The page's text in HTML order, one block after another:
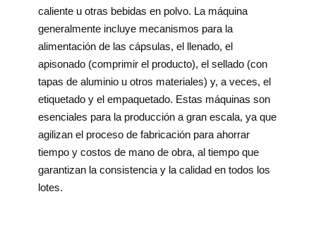
caliente u otras bebidas en polvo. La máquina
generalmente incluye mecanismos para la
alimentación de las cápsulas, el llenado, el
apisonado (comprimir el producto), el sellado (con
tapas de aluminio u otros materiales) y, a veces, el
etiquetado y el empaquetado. Estas máquinas son
esenciales para la producción a gran escala, ya que
agilizan el proceso de fabricación para ahorrar
tiempo y costos de mano de obra, al tiempo que
garantizan la consistencia y la calidad en todos los
lotes.